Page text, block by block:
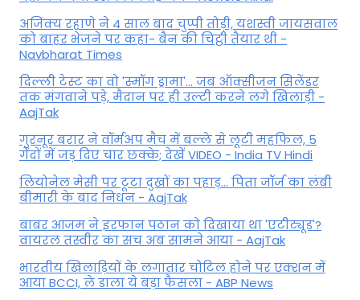
अजिंक्य रहाणे ने 4 साल बाद चुप्पी तोड़ी, यशस्वी जायसवाल
को बाहर भेजने पर कहा- बैन की चिट्ठी तैयार थी -
Navbharat Times
दिल्ली टेस्ट का वो 'स्मॉग ड्रामा'... जब ऑक्सीजन सिलेंडर
तक मंगवाने पड़े, मैदान पर ही उल्टी करने लगे खिलाड़ी -
AajTak
गुरनूर बरार ने वॉर्मअप मैच में बल्ले से लूटी महफिल, 5
गेंदों में जड़ दिए चार छक्के; देखें VIDEO - India TV Hindi
लियोनेल मेसी पर टूटा दुखों का पहाड़... पिता जॉर्ज का लंबी
बीमारी के बाद निधन - AajTak
बाबर आजम ने इरफान पठान को दिखाया था 'एटीट्यूड'?
वायरल तस्वीर का सच अब सामने आया - AajTak
भारतीय खिलाड़ियों के लगातार चोटिल होने पर एक्शन में
आया BCCI, ले डाला ये बड़ा फैसला - ABP News